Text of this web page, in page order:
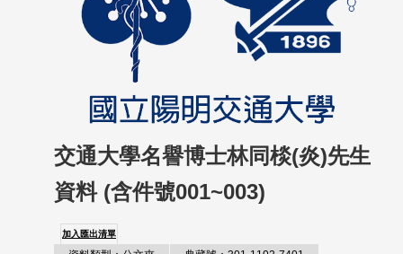
交通大學名譽博士林同棪(炎)先生
資料 (含件號001~003)
加入匯出清單